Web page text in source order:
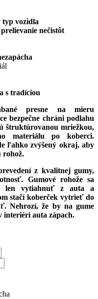
vozidla
nečistôt
s tradíciou
presne na mieru
bezpečne chráni podlahu
štruktúrovanou mriežkou,
materiálu po koberci.
ľahko zvýšený okraj, aby
rohož.
z kvalitnej gumy,
Gumové rohože sa
len vytiahnuť z auta a
stačí koberček vytrieť do
Nehrozí, že by na gume
interiéri auta zápach.